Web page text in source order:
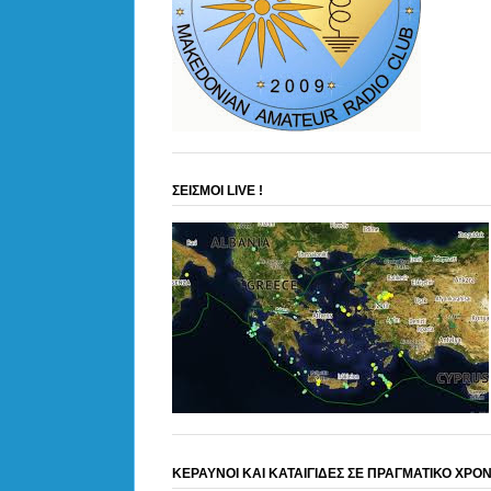
ΣΕΙΣΜΟΙ LIVE !
ΚΕΡΑΥΝΟΙ ΚΑΙ ΚΑΤΑΙΓΙΔΕΣ ΣΕ ΠΡΑΓΜΑΤΙΚΟ